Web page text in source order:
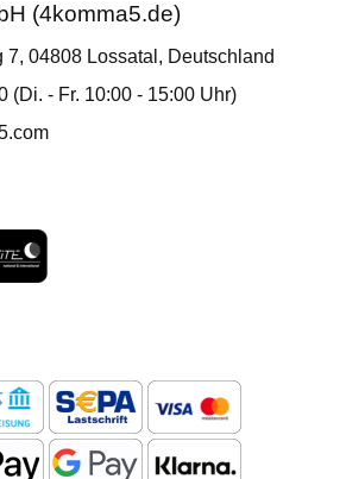
(4komma5.de)
7, 04808 Lossatal, Deutschland
(Di. - Fr. 10:00 - 15:00 Uhr)